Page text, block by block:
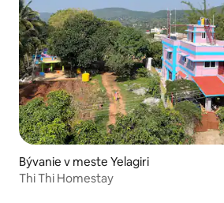
Bývanie v meste Yelagiri
Thi Thi Homestay